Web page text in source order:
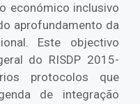
económico inclusivo
aprofundamento da
Este objectivo
do RISDP 2015-
protocolos que
de integração